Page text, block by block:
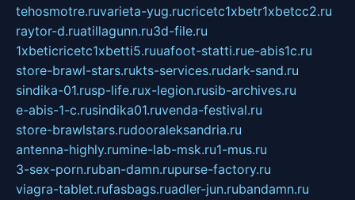
tehosmotre.ruvarieta-yug.rucricetc1xbetr1xbetcc2.ru
raytor-d.ruatillagunn.ru3d-file.ru
1xbeticricetc1xbetti5.ruuafoot-statti.rue-abis1c.ru
store-brawl-stars.rukts-services.rudark-sand.ru
sindika-01.rusp-life.rux-legion.rusib-archives.ru
e-abis-1-c.rusindika01.ruvenda-festival.ru
store-brawlstars.rudooraleksandria.ru
antenna-highly.rumine-lab-msk.ru1-mus.ru
3-sex-porn.ruban-damn.rupurse-factory.ru
viagra-tablet.rufasbags.ruadler-jun.rubandamn.ru